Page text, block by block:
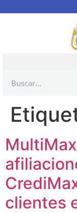
clientes